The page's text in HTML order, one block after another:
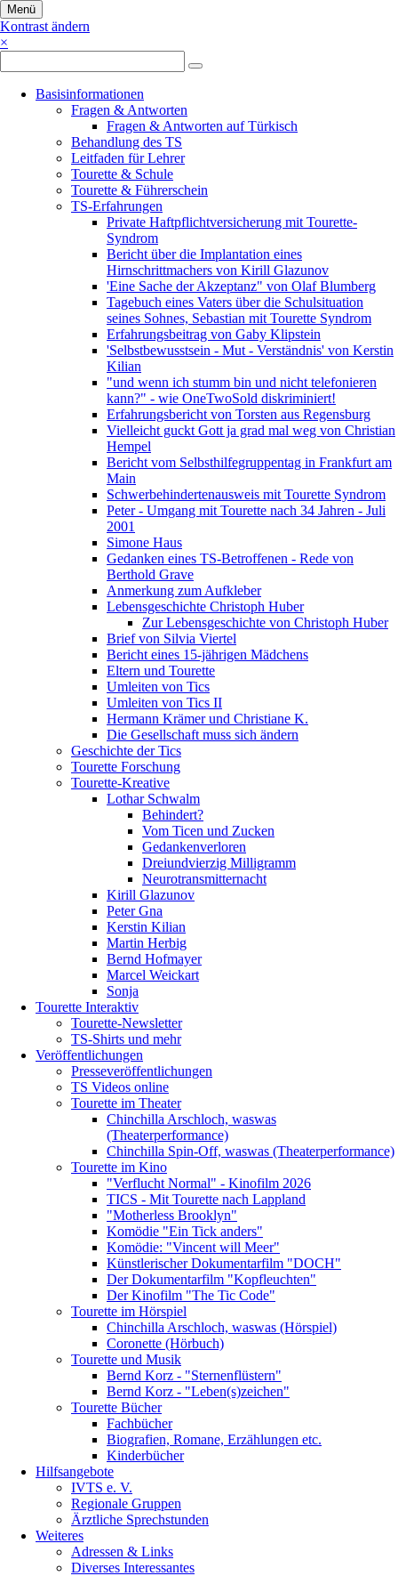
Menü
Kontrast ändern
×
überspringenBasisinformationen
Fragen & Antworten
Fragen & Antworten auf Türkisch
Behandlung des TS
Leitfaden für Lehrer
Tourette & Schule
Tourette & Führerschein
TS-Erfahrungen
Private Haftpflichtversicherung mit Tourette-
Syndrom
Bericht über die Implantation eines
Hirnschrittmachers von Kirill Glazunov
'Eine Sache der Akzeptanz" von Olaf Blumberg
Tagebuch eines Vaters über die Schulsituation
seines Sohnes, Sebastian mit Tourette Syndrom
Erfahrungsbeitrag von Gaby Klipstein
'Selbstbewusstsein - Mut - Verständnis' von Kerstin
Kilian
"und wenn ich stumm bin und nicht telefonieren
kann?" - wie OneTwoSold diskriminiert!
Erfahrungsbericht von Torsten aus Regensburg
Vielleicht guckt Gott ja grad mal weg von Christian
Hempel
Bericht vom Selbsthilfegruppentag in Frankfurt am
Main
Schwerbehindertenausweis mit Tourette Syndrom
Peter - Umgang mit Tourette nach 34 Jahren - Juli
2001
Simone Haus
Gedanken eines TS-Betroffenen - Rede von
Berthold Grave
Anmerkung zum Aufkleber
Lebensgeschichte Christoph Huber
Zur Lebensgeschichte von Christoph Huber
Brief von Silvia Viertel
Bericht eines 15-jährigen Mädchens
Eltern und Tourette
Umleiten von Tics
Umleiten von Tics II
Hermann Krämer und Christiane K.
Die Gesellschaft muss sich ändern
Geschichte der Tics
Tourette Forschung
Tourette-Kreative
Lothar Schwalm
Behindert?
Vom Ticen und Zucken
Gedankenverloren
Dreiundvierzig Milligramm
Neurotransmitternacht
Kirill Glazunov
Peter Gna
Kerstin Kilian
Martin Herbig
Bernd Hofmayer
Marcel Weickart
Sonja
Tourette Interaktiv
Tourette-Newsletter
TS-Shirts und mehr
Veröffentlichungen
Presseveröffentlichungen
TS Videos online
Tourette im Theater
Chinchilla Arschloch, waswas
(Theaterperformance)
Chinchilla Spin-Off, waswas (Theaterperformance)
Tourette im Kino
"Verflucht Normal" - Kinofilm 2026
TICS - Mit Tourette nach Lappland
"Motherless Brooklyn"
Komödie "Ein Tick anders"
Komödie: "Vincent will Meer"
Künstlerischer Dokumentarfilm "DOCH"
Der Dokumentarfilm "Kopfleuchten"
Der Kinofilm "The Tic Code"
Tourette im Hörspiel
Chinchilla Arschloch, waswas (Hörspiel)
Coronette (Hörbuch)
Tourette und Musik
Bernd Korz - "Sternenflüstern"
Bernd Korz - "Leben(s)zeichen"
Tourette Bücher
Fachbücher
Biografien, Romane, Erzählungen etc.
Kinderbücher
Hilfsangebote
IVTS e. V.
Regionale Gruppen
Ärztliche Sprechstunden
Weiteres
Adressen & Links
Diverses Interessantes